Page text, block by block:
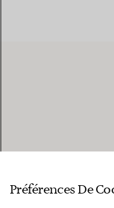
Préférences De